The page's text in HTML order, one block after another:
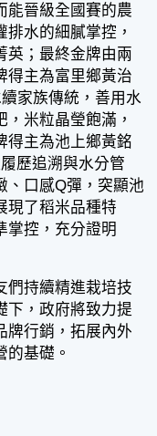
能晉級全國賽的農
排水的細膩掌控，
英；最終金牌由兩
得主為富里鄉黃治
家族傳統，善用水
米粒晶瑩飽滿，
得主為池上鄉黃銘
歷追溯與水分管
、口感Q彈，突顯池
現了稻米品種特
掌控，充分證明
持續精進栽培技
下，政府將致力提
牌行銷，拓展內外
基礎。